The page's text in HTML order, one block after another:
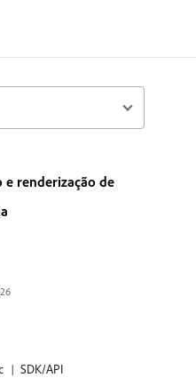
e renderização de
SDK/API